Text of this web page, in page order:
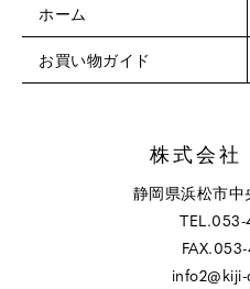
ホーム
お買い物ガイド
株式会社
静岡県浜松市中